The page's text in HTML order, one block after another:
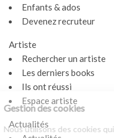
Enfants & ados
Devenez recruteur
Artiste
Rechercher un artiste
Les derniers books
Ils ont réussi
Espace artiste
Actualités
Gestion des cookies
Nous utilisons des